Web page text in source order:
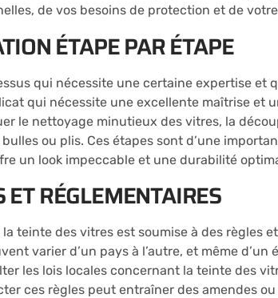
de vos besoins de protection et de
ÉTAPE PAR ÉTAPE
qui nécessite une certaine expertise et
qui nécessite une excellente maîtrise et
le nettoyage minutieux des vitres, la
ou plis. Ces étapes sont d’une
un look impeccable et une durabilité
ET RÉGLEMENTAIRES
teinte des vitres est soumise à des règles
varier d’un pays à l’autre, et même d’un
les lois locales concernant la teinte des
ces règles peut entraîner des amendes